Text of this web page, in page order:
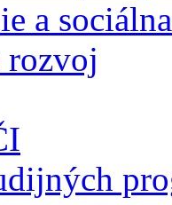
a
rozvoj